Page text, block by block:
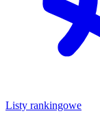
Listy rankingowe